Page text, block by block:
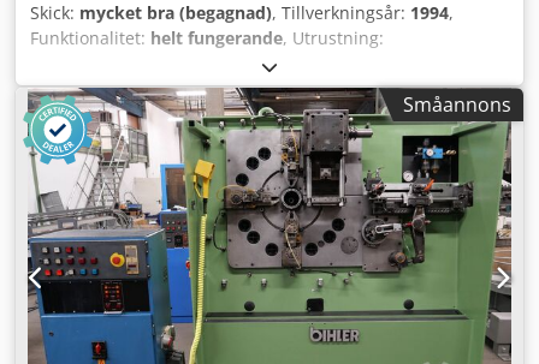
Skick: mycket bra (begagnad), Tillverkningsår: 1994,
Funktionalitet: helt fungerande, Utrustning:
Dedpfewxarqsx Akwock 1 st BIHLER styrsystem P-CNC 200 1
st BIHLER ljudisoleringskabin 2 st tånginmatningar höger 1
st tånginmatning vänster 4 st breda slädeaggregat
(svetspressläde) 1 st svetsanläggning BIHLER B 1000
Arbetsområde: Trådtjocklek: 0,5 - 3,0 mm Bandbredd: max
40 mm Inmatningslängd: max 240 mm Kapacitet: max
400/min
Småannons